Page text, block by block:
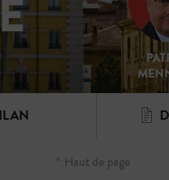
^ Haut de page